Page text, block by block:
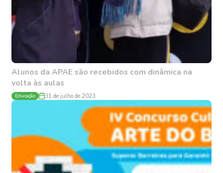
Alunos da APAE são recebidos com dinâmica na
volta às aulas
Educação 31 de julho de 2023